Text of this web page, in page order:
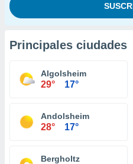
Principales ciudades
Algolsheim
29° 17°
Andolsheim
28° 17°
Bergholtz